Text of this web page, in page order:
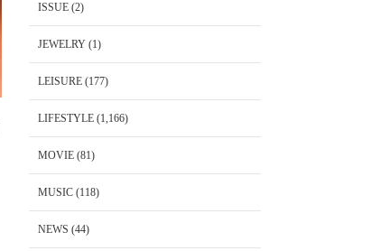
ISSUE(2)
JEWELRY(1)
LEISURE(177)
LIFESTYLE(1,166)
MOVIE(81)
MUSIC(118)
NEWS (44)